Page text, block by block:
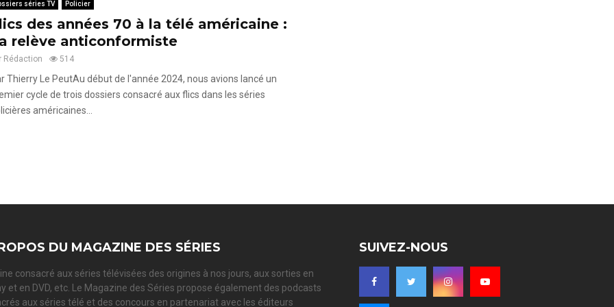
séries TV Policier
des années 70 à la télé américaine :
relève anticonformiste
Rédaction 514
Thierry Le PeutAu début de l'année 2024, nous avions lancé un
cycle de trois dossiers consacré aux flics dans les séries
américaines...
DU MAGAZINE DES SÉRIES
consacré aux séries télévisées des origines à nos jours, aux sorties en
et en DVD, etc. Le Magazine des Séries propose également des podcasts
aux séries télé et des concours en partenariat avec les éditeurs
SUIVEZ-NOUS